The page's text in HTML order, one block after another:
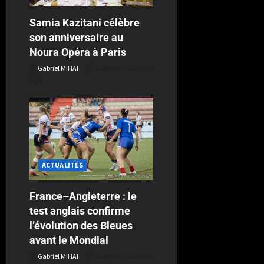
Samia Kazitani célèbre
son anniversaire au
Noura Opéra à Paris
Gabriel MIHAI
ACTUALITÉS
France–Angleterre : le
test anglais confirme
l’évolution des Bleues
avant le Mondial
Gabriel MIHAI